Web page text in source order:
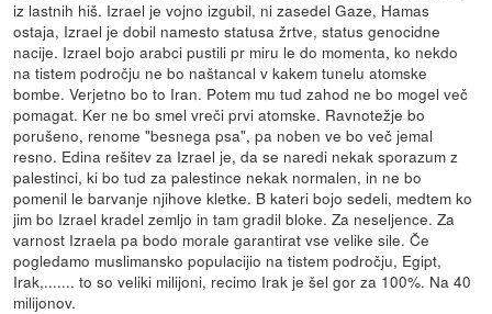
iz lastnih hiš. Izrael je vojno izgubil, ni zasedel Gaze, Hamas
ostaja, Izrael je dobil namesto statusa žrtve, status genocidne
nacije. Izrael bojo arabci pustili pr miru le do momenta, ko nekdo
na tistem področju ne bo naštancal v kakem tunelu atomske
bombe. Verjetno bo to Iran. Potem mu tud zahod ne bo mogel več
pomagat. Ker ne bo smel vreči prvi atomske. Ravnotežje bo
porušeno, renome "besnega psa", pa noben ve bo več jemal
resno. Edina rešitev za Izrael je, da se naredi nekak sporazum z
palestinci, ki bo tud za palestince nekak normalen, in ne bo
pomenil le barvanje njihove kletke. B kateri bojo sedeli, medtem ko
jim bo Izrael kradel zemljo in tam gradil bloke. Za neseljence. Za
varnost Izraela pa bodo morale garantirat vse velike sile. Če
pogledamo muslimansko populacijio na tistem področju, Egipt,
Irak,....... to so veliki milijoni, recimo Irak je šel gor za 100%. Na 40
milijonov.